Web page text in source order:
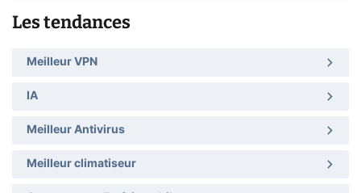
Les tendances
Meilleur VPN
IA
Meilleur Antivirus
Meilleur climatiseur